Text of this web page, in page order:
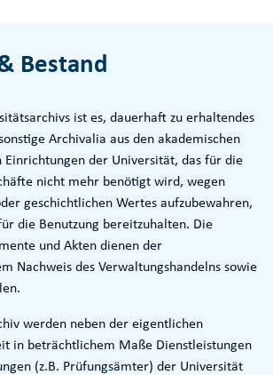
Bestand
ist es, dauerhaft zu erhaltendes
Archivalia aus den akademischen
Einrichtungen der Universität, das für die
nicht mehr benötigt wird, wegen
geschichtlichen Wertes aufzubewahren,
die Benutzung bereitzuhalten. Die
und Akten dienen der
Nachweis des Verwaltungshandelns sowie
werden neben der eigentlichen
in beträchtlichem Maße Dienstleistungen
(z.B. Prüfungsämter) der Universität